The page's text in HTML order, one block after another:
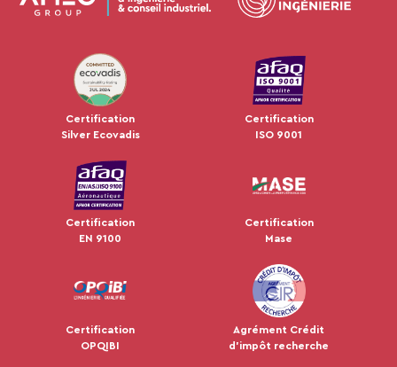
JUL 2024
Certification
Silver Ecovadis
Certification
ISO 9001
Certification
EN 9100
Certification
Mase
Certification
OPQIBI
Agrément Crédit
d'impôt recherche